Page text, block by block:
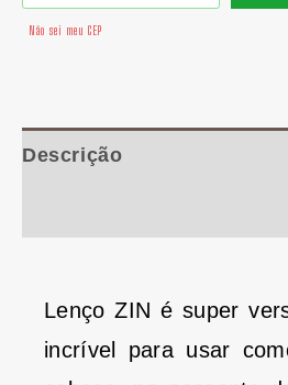
Não sei meu CEP
Descrição
Lenço ZIN é super
incrível para usar